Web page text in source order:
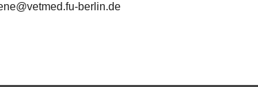
berlin.de